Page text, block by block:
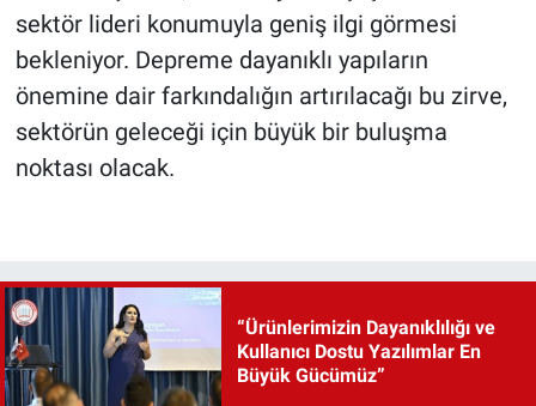
sektör lideri konumuyla geniş ilgi görmesi
bekleniyor. Depreme dayanıklı yapıların
önemine dair farkındalığın artırılacağı bu zirve,
sektörün geleceği için büyük bir buluşma
noktası olacak.
“Ürünlerimizin Dayanıklılığı ve
Kullanıcı Dostu Yazılımlar En
Büyük Gücümüz”